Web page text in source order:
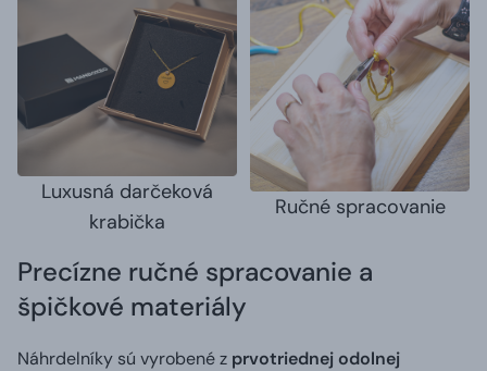
Luxusná darčeková
krabička
Ručné spracovanie
Precízne ručné spracovanie a
špičkové materiály
Náhrdelníky sú vyrobené z prvotriednej odolnej